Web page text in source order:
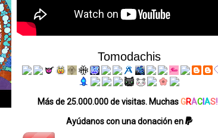
Tomodachis
Más de 25.000.000 de visitas. MuchasGRACAS
Ayúdanos con una donación en